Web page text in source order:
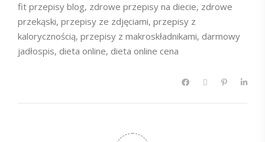
fit przepisy blog, zdrowe przepisy na diecie, zdrowe
przekąski, przepisy ze zdjęciami, przepisy z
kalorycznością, przepisy z makroskładnikami, darmowy
jadłospis, dieta online, dieta online cena